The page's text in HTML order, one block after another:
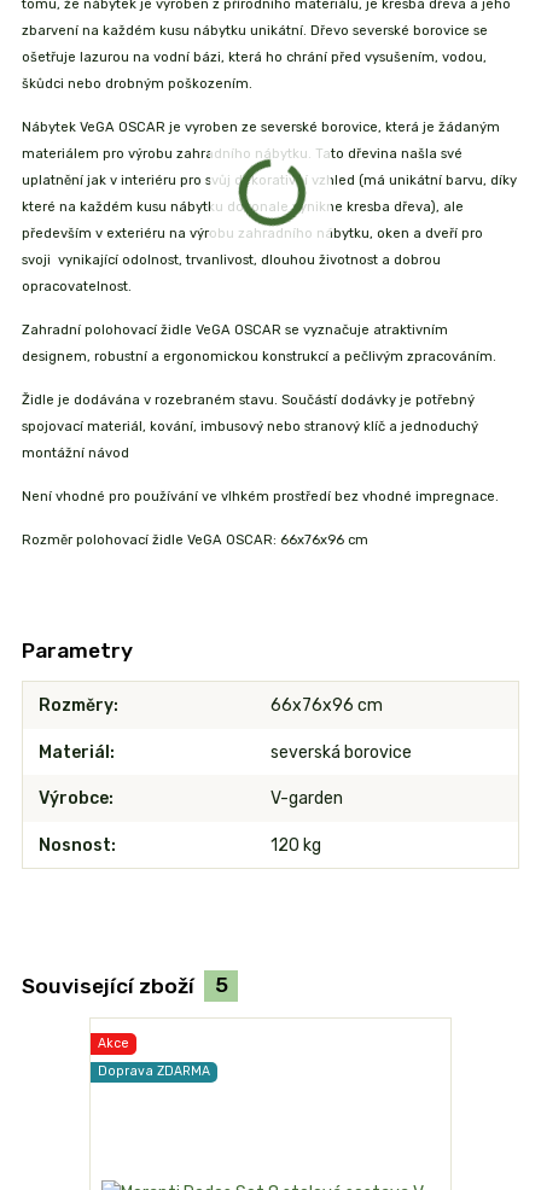
tomu, že nábytek je vyroben z přírodního materiálu, je kresba dřeva a jeho
zbarvení na každém kusu nábytku unikátní. Dřevo severské borovice se
ošetřuje lazurou na vodní bázi, která ho chrání před vysušením, vodou,
škůdci nebo drobným poškozením.
Nábytek VeGA OSCAR je vyroben ze severské borovice, která je žádaným
materiálem pro výrobu zahradního nábytku. Tato dřevina našla své
uplatnění jak v interiéru pro svůj dekorativní vzhled (má unikátní barvu, díky
které na každém kusu nábytku dokonale vynikne kresba dřeva), ale
především v exteriéru na výrobu zahradního nábytku, oken a dveří pro
svoji vynikající odolnost, trvanlivost, dlouhou životnost a dobrou
opracovatelnost.
Zahradní polohovací židle VeGA OSCAR se vyznačuje atraktivním
designem, robustní a ergonomickou konstrukcí a pečlivým zpracováním.
Židle je dodávána v rozebraném stavu. Součástí dodávky je potřebný
spojovací materiál, kování, imbusový nebo stranový klíč a jednoduchý
montážní návod
Není vhodné pro používání ve vlhkém prostředí bez vhodné impregnace.
Rozměr polohovací židle VeGA OSCAR: 66x76x96 cm
Parametry
Rozměry 66x76x96 cm
Materiál severská borovice
Výrobce V-garden
Nosnost 120 kg
Související zboží 5
Akce
Doprava ZDARMA